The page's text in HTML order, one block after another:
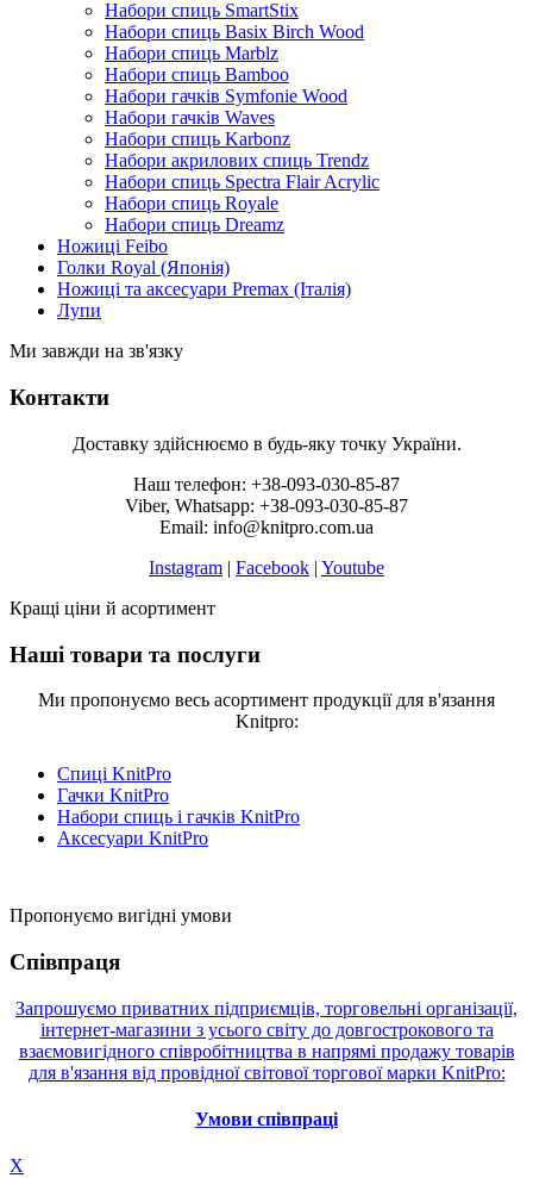
Набори спиць SmartStix
Набори спиць Basix Birch Wood
Набори спиць Marblz
Набори спиць Bamboo
Набори гачків Symfonie Wood
Набори гачків Waves
Набори спиць Karbonz
Набори акрилових спиць Trendz
Набори спиць Spectra Flair Acrylic
Набори спиць Royale
Набори спиць Dreamz
Ножиці Feibo
Голки Royal (Японія)
Ножиці та аксесуари Premax (Італія)
Лупи
Ми завжди на зв'язку
Контакти
Доставку здійснюємо в будь-яку точку України.
Наш телефон: +38-093-030-85-87
Viber, Whatsapp: +38-093-030-85-87
Email: info@knitpro.com.ua
Instagram | Facebook | Youtube
Кращі ціни й асортимент
Наші товари та послуги
Ми пропонуємо весь асортимент продукції для в'язання
Knitpro:
Спиці KnitPro
Гачки KnitPro
Набори спиць і гачків KnitPro
Аксесуари KnitPro
Пропонуємо вигідні умови
Співпраця
Запрошуємо приватних підприємців, торговельні організації,
інтернет-магазини з усього світу до довгострокового та
взаємовигідного співробітництва в напрямі продажу товарів
для в'язання від провідної світової торгової марки KnitPro:
Умови співпраці
X